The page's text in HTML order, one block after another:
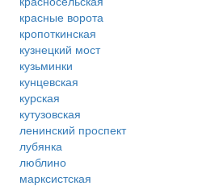
красные ворота
кропоткинская
кузнецкий мост
кузьминки
кунцевская
курская
кутузовская
ленинский проспект
лубянка
люблино
марксистская